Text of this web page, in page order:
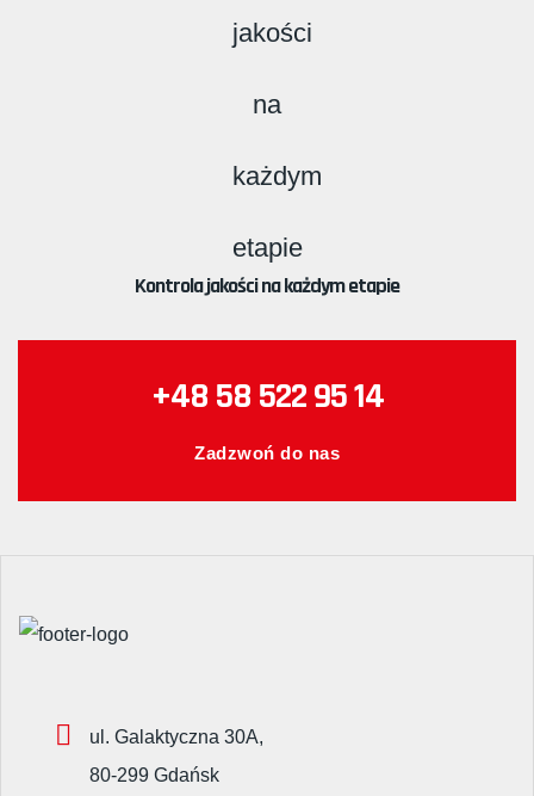
Kontrola jakości na każdym etapie
+48 58 522 95 14
Zadzwoń do nas
ul. Galaktyczna 30A,
80-299 Gdańsk